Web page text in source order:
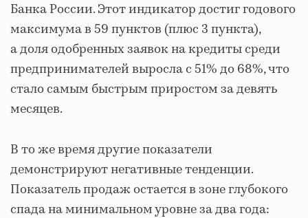
Банка России. Этот индикатор достиг годового
максимума в 59 пунктов (плюс 3 пункта),
а доля одобренных заявок на кредиты среди
предпринимателей выросла с 51% до 68%, что
стало самым быстрым приростом за девять
месяцев.
В то же время другие показатели
демонстрируют негативные тенденции.
Показатель продаж остается в зоне глубокого
спада на минимальном уровне за два года: